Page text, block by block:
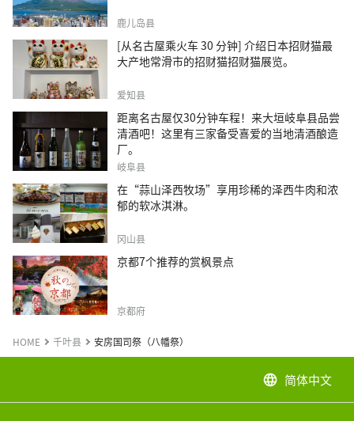
鹿儿岛县
[从名古屋乘火车 30 分钟] 介绍日本招财猫最
大产地常滑市的招财猫招财猫展览。
爱知县
距离名古屋仅30分钟车程！来大垣岐阜县品尝
清酒吧！这里有三家备受喜爱的当地清酒酿造
厂。
岐阜县
在“蒜山泽西牧场”享用珍稀的泽西牛肉和浓
郁的软冰淇淋。
冈山县
京都7个推荐的赏枫景点
京都府
HOME 千叶县 安房国司祭（八幡祭）
language 简体中文